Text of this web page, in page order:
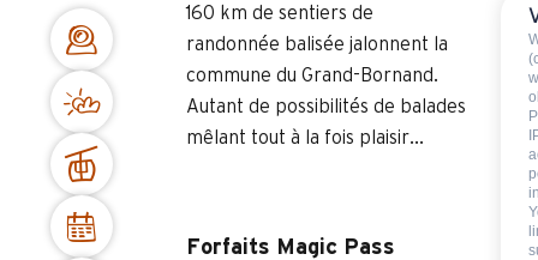
160 km de sentiers de
randonnée balisée jalonnent la
commune du Grand-Bornand.
Autant de possibilités de balades
mêlant tout à la fois plaisir...
Forfaits Magic Pass